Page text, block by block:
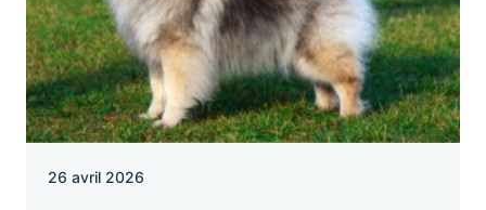
26 avril 2026